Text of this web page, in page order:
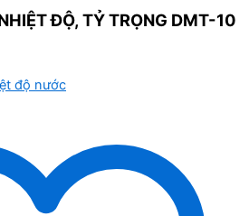
ĐỘ, TỶ TRỌNG DMT-10
độ nước